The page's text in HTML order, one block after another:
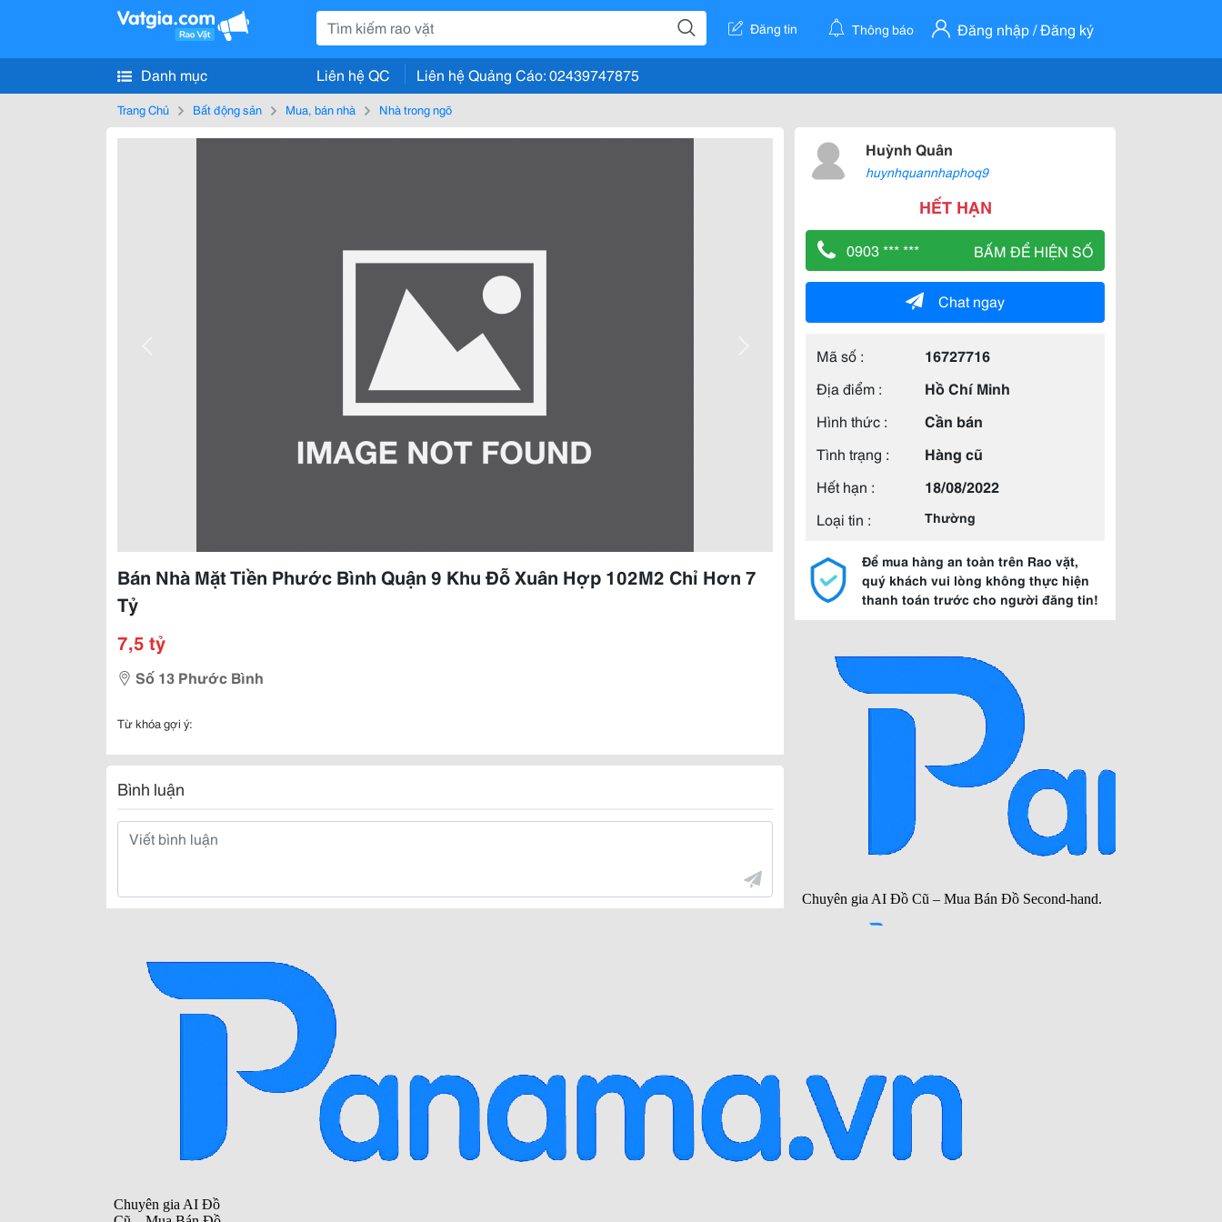
Đăng tin Thông báo Đăng nhập / Đăng ký
Danh mục Liên hệ QC Liên hệ Quảng Cáo: 02439747875
Trang Chủ Bất động sản Mua, bán nhà Nhà trong ngõ
Bán Nhà Mặt Tiền Phước Bình Quận 9 Khu Đỗ Xuân Hợp 102M2 Chỉ Hơn 7
Tỷ
7,5 tỷ
Số 13 Phước Bình
Từ khóa gợi ý:
Bình luận
Huỳnh Quân
huynhquannhaphoq9
HẾT HẠN
0903 *** *** BẤM ĐỂ HIỆN SỐ
Chat ngay
Mã số :
16727716
Địa điểm :
Hồ Chí Minh
Hình thức :
Cần bán
Tình trạng :
Hàng cũ
Hết hạn :
18/08/2022
Loại tin :
Thường
Để mua hàng an toàn trên Rao vặt,
quý khách vui lòng không thực hiện
thanh toán trước cho người đăng tin!